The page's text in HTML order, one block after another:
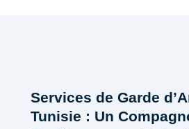
Services de Garde
Tunisie : Un